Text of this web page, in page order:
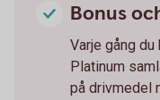
Bonus
Varje gång
Platinum
på drivmedel